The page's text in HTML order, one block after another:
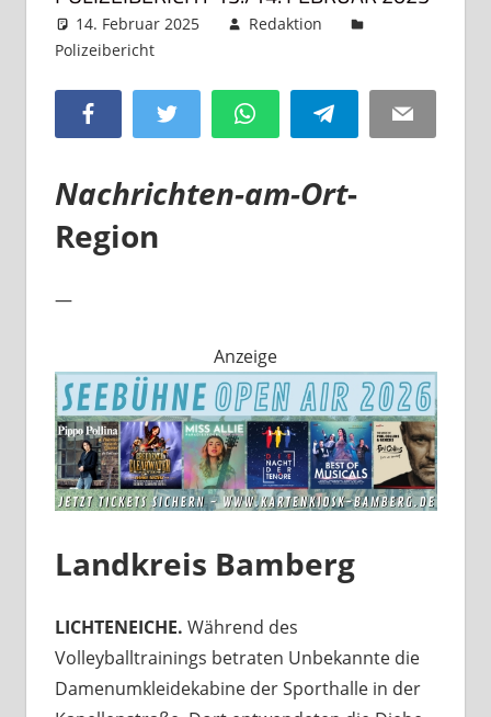
14. Februar 2025
Redaktion
Polizeibericht
Facebook Twitter WhatsAppTelegram Email
Nachrichten-am-Ort-
Region
—
Anzeige
Landkreis Bamberg
LICHTENEICHE. Während des
Volleyballtrainings betraten Unbekannte die
Damenumkleidekabine der Sporthalle in der